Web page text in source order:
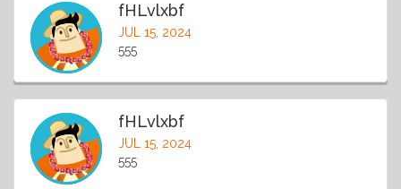
fHLvlxbf
JUL 15, 2024
555
fHLvlxbf
JUL 15, 2024
555